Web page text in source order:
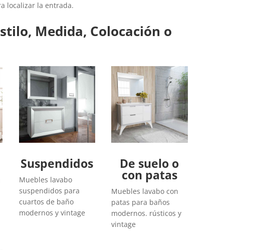
localizar la entrada.
Medida, Colocación o
Suspendidos
Muebles lavabo
suspendidos para
cuartos de baño
modernos y vintage
De suelo o
con patas
Muebles lavabo con
patas para baños
modernos. rústicos y
vintage